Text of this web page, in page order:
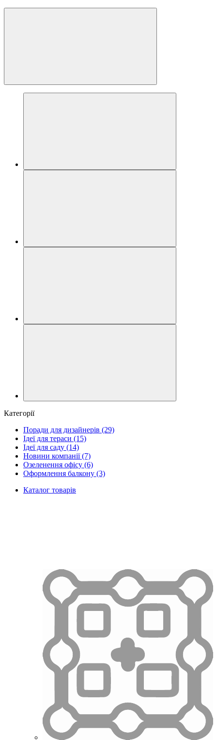
Категорії
Поради для дизайнерів (29)
Ідеї для тераси (15)
Ідеї для саду (14)
Новини компанії (7)
Озеленення офісу (6)
Оформлення балкону (3)
Каталог товарів